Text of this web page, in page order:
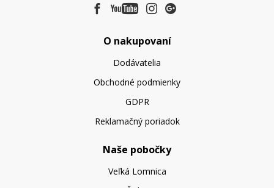
O nakupovaní
Dodávatelia
Obchodné podmienky
GDPR
Reklamačný poriadok
Naše pobočky
Veľká Lomnica